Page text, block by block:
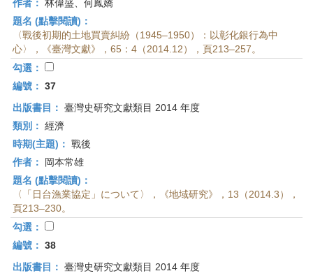
作者： 林偉盛、何鳳嬌
題名 (點擊閱讀)：
〈戰後初期的土地買賣糾紛（1945–1950）：以彰化銀行為中
心〉，《臺灣文獻》，65：4（2014.12），頁213–257。
勾選：
編號： 37
出版書目： 臺灣史研究文獻類目 2014 年度
類別： 經濟
時期(主題)： 戰後
作者：
岡本常雄
題名 (點擊閱讀)：
〈「日台漁業協定」について〉，《地域研究》，13（2014.3），
頁213–230。
勾選：
編號： 38
出版書目： 臺灣史研究文獻類目 2014 年度